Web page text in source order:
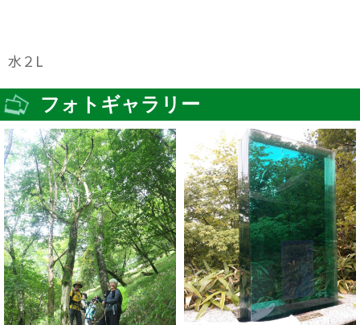
水２L
フォトギャラリー